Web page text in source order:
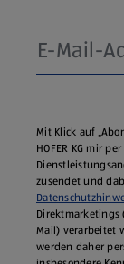
Mit Klick auf
HOFER KG mir
zusendet und
Direktmarketings
Mail) verarbeitet
werden daher